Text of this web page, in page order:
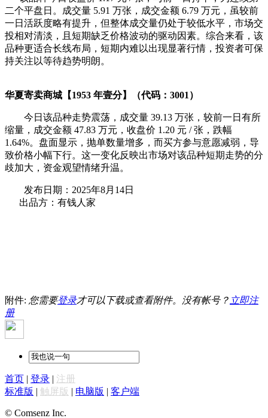
二个平盘日。成交量 5.91 万张，成交金额 6.79 万元，虽较前
一日活跃度略有提升，但整体成交量仍处于较低水平，市场交
投相对清淡，且短期缺乏价格波动的驱动因素。综合来看，该
品种更适合长线布局，短期内难以出现显著行情，投资者可保
持关注以等待趋势明朗。
华夏寄卖商城【1953 年壹分】（代码：3001）
今日该品种走势震荡，成交量 39.13 万张，较前一日有所
缩量，成交金额 47.83 万元，收盘价 1.20 元 / 张，跌幅
1.64%。盘面显示，抛单数量增多，而买方参与意愿减弱，导
致价格小幅下行。这一变化反映出市场对该品种短期走势的分
歧加大，资金观望情绪升温。
发布日期：2025年8月14日
出品方：有钱人家
附件: 您需要登录才可以下载或查看附件。没有帐号？ 立即注
册
首页 | 登录 | 注册
标准版 | 触屏版 | 电脑版 | 客户端
© Comsenz Inc.